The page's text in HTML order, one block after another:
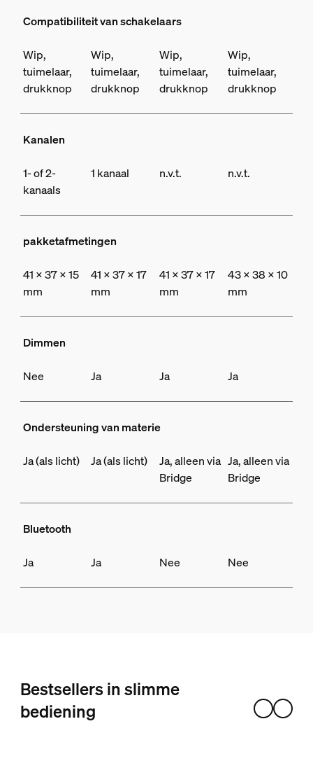
Compatibiliteit van schakelaars
Wip,
tuimelaar,
drukknop
Wip,
tuimelaar,
drukknop
Wip,
tuimelaar,
drukknop
Wip,
tuimelaar,
drukknop
Kanalen
1- of 2-
kanaals
1 kanaal n.v.t. n.v.t.
pakketafmetingen
41 x 37 x 15
mm
41 x 37 x 17
mm
41 x 37 x 17
mm
43 x 38 x 10
mm
Dimmen
Nee Ja Ja Ja
Ondersteuning van materie
Ja (als licht) Ja (als licht)
Ja, alleen via
Bridge
Ja, alleen via
Bridge
Bluetooth
Ja Ja Nee Nee
Bestsellers in slimme
bediening